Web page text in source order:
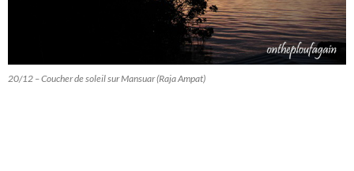
20/12 – Coucher de soleil sur Mansuar (Raja Ampat)